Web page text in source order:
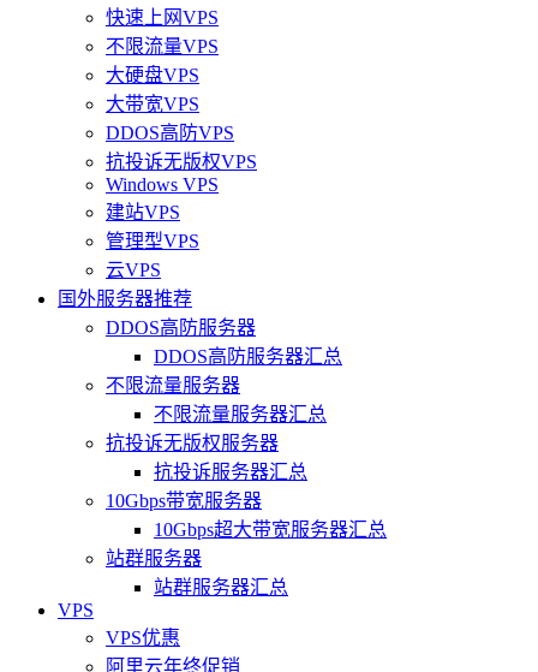
快速上网VPS
不限流量VPS
大硬盘VPS
大带宽VPS
DDOS高防VPS
抗投诉无版权VPS
Windows VPS
建站VPS
管理型VPS
云VPS
国外服务器推荐
DDOS高防服务器
DDOS高防服务器汇总
不限流量服务器
不限流量服务器汇总
抗投诉无版权服务器
抗投诉服务器汇总
10Gbps带宽服务器
10Gbps超大带宽服务器汇总
站群服务器
站群服务器汇总
VPS
VPS优惠
阿里云年终促销